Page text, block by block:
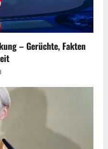
– Gerüchte, Fakten